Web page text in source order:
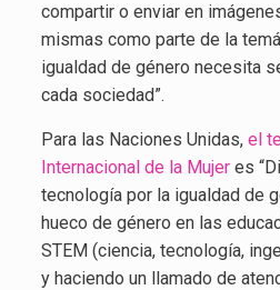
compartir o enviar en
mismas como parte de la
igualdad de género necesita
cada sociedad”.
Para las Naciones Unidas, el
Internacional de la Mujeres
tecnología por la igualdad de
hueco de género en las
STEM (ciencia, tecnología,
y haciendo un llamado de